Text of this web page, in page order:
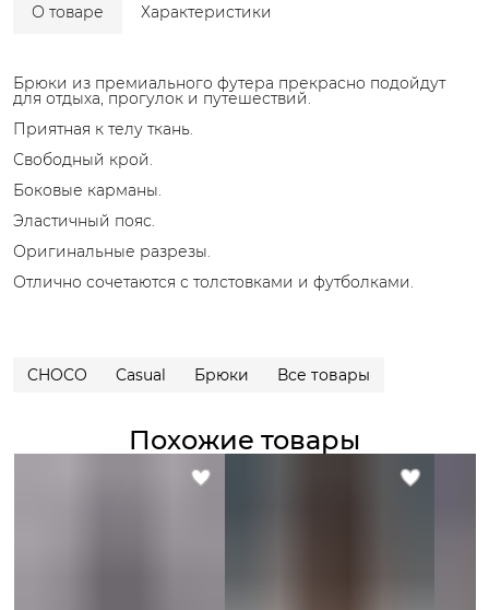
О товаре Характеристики
Брюки из премиального футера прекрасно подойдут
для отдыха, прогулок и путешествий.
Приятная к телу ткань.
Свободный крой.
Боковые карманы.
Эластичный пояс.
Оригинальные разрезы.
Отлично сочетаются с толстовками и футболками.
CHOCO Casual Брюки Все товары
Похожие товары